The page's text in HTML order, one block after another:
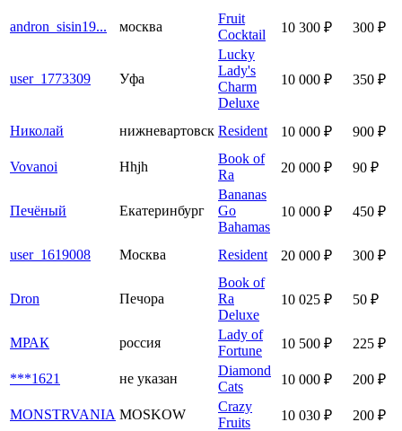
andron_sisin19... москва
Fruit
Cocktail
10 300 ₽ 300 ₽
user_1773309 Уфа
Lucky
Lady's
Charm
Deluxe
10 000 ₽ 350 ₽
Николай нижневартовск Resident 10 000 ₽ 900 ₽
Vovanoi Hhjh
Book of
Ra
20 000 ₽ 90 ₽
Печёный Екатеринбург
Bananas
Go
Bahamas
10 000 ₽ 450 ₽
user_1619008 Москва Resident 20 000 ₽ 300 ₽
Dron Печора
Book of
Ra
Deluxe
10 025 ₽ 50 ₽
МРАК россия
Lady of
Fortune
10 500 ₽ 225 ₽
***1621 не указан
Diamond
Cats
10 000 ₽ 200 ₽
MONSTRVANIA MOSKOW
Crazy
Fruits
10 030 ₽ 200 ₽